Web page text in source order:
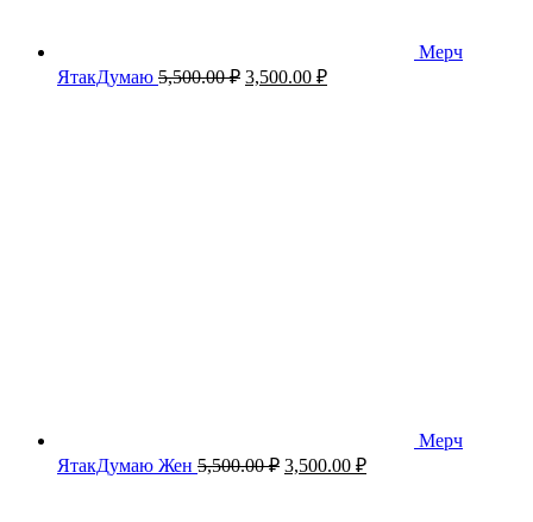
Мерч
ЯтакДумаю 5,500.00₽ Первоначальная
3,500.00 ₽Текущая
Мерч
ЯтакДумаю Жен 5,500.00₽ Первоначальная
3,500.00 ₽Текущая